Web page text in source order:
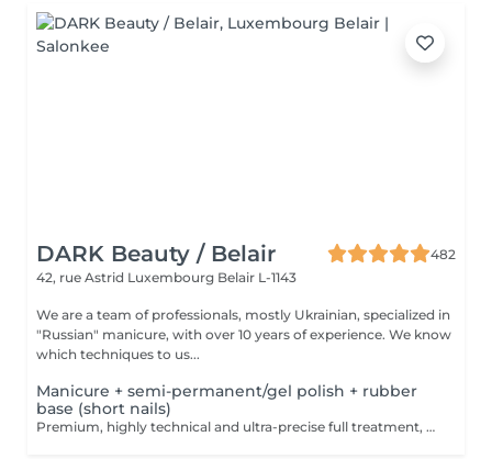
DARK Beauty / Belair
482
42, rue Astrid Luxembourg Belair L-1143
We are a team of professionals, mostly Ukrainian, specialized in
"Russian" manicure, with over 10 years of experience. We know
which techniques to us...
Manicure + semi-permanent/gel polish + rubber
base (short nails)
Premium, highly technical and ultra-precise full treatment, performed mainly with an e-file to achieve a perfectly clean nail contour and apply the polish as close as possible, even slightly under the cuticle. This technique helps visually delay the regrowth by around 10 days. Visual result: -Extremely well-groomed nails, clean contours, flawless shape -Instagram / photo studio effect: neat, precise, with no visible dry skin We also include a base coat, recommended for short nails in good condition. A perfect solution for flawless and long-lasting nails: -The average durability is 4 weeks!! Service content -> 80€ : -Removal of old semi-permanent and/or gel (if needed, already include in this price/service) -Very meticulous preparation of the nail plate -Removal of dead skin -Shape and file nails -Gentle cuticle care -Rubber base -Application of semi-permanent nail polish -Application of cuticle oil and hand cream Optional : -Price per nail extension on up to 5 nails (if so please book "WITH simple design") +3€/nail -Price per nail for nail art on up to 5 nails (if so please book "WITH simple design") +3€/nail -Price for simple design (French, Chrome, Baby Boomer, Cat Eyes, Stickers, Foil) 6-10 nails -> +20€ -Price for complex design (3D, Hand drawings, Stamping, French with Chrome, Baby Boomer with Chrome, French with Cat Eyes) 6-10 nails -> +30€